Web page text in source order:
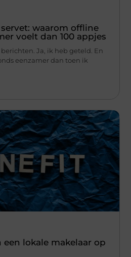
waarom offline
voelt dan 100 appjes
Ja, ik heb geteld. En
eenzamer dan toen ik
een lokale makelaar op